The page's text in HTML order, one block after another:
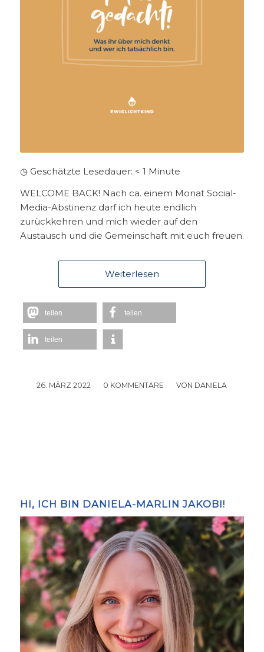
◷ Geschätzte Lesedauer: < 1 Minute
WELCOME BACK! Nach ca. einem Monat Social-
Media-Abstinenz darf ich heute endlich
zurückkehren und mich wieder auf den
Austausch und die Gemeinschaft mit euch freuen.
Weiterlesen
teilen teilen
teilen
26. MÄRZ 2022
/ 0 KOMMENTARE
/ VON DANIELA
HI, ICH BIN DANIELA-MARLIN JAKOBI!